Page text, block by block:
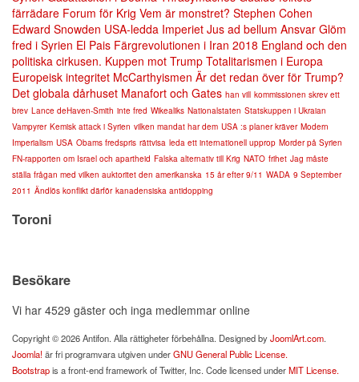
färrädare Forum för Krig Vem är monstret? Stephen Cohen
Edward Snowden USA-ledda Imperiet Jus ad bellum Ansvar Glöm
fred i Syrien El Pais Färgrevolutionen i Iran 2018 England och den
politiska cirkusen. Kuppen mot Trump Totalitarismen i Europa
Europeisk integritet McCarthyismen Är det redan över för Trump?
Det globala dårhuset Manafort och Gates han vill kommissionen skrev ett
brev Lance deHaven-Smith inte fred Wikealiks Nationalstaten Statskuppen i Ukraian
Vampyrer Kemisk attack i Syrien vilken mandat har dem USA :s planer kräver Modern
Imperialism USA Obams fredspris rättvisa leda ett internationell upprop Morder på Syrien
FN-rapporten om Israel och apartheid Falska alternativ till Krig NATO frihet Jag måste
ställa frågan med vilken auktoritet den amerikanska 15 år efter 9/11 WADA 9 September
2011 Ändlös konflikt därför kanadensiska antidopping
Toroni
Besökare
Vi har 4529 gäster och inga medlemmar online
Copyright © 2026 Antifon. Alla rättigheter förbehållna. Designed byJoomlArt.com.
Joomla! är fri programvara utgiven underGNU General Public License.
Bootstrapis a front-end framework of Twitter, Inc. Code licensed underMIT License.